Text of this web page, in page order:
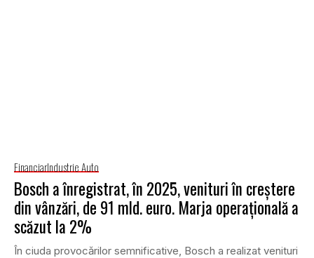
FinanciarIndustrie Auto
Bosch a înregistrat, în 2025, venituri în creștere
din vânzări, de 91 mld. euro. Marja operațională a
scăzut la 2%
În ciuda provocărilor semnificative, Bosch a realizat venituri